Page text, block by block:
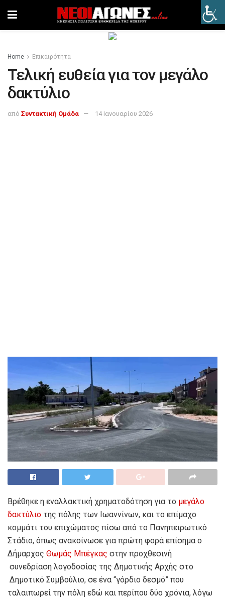
Home Επικαιρότητα
Τελική ευθεία για τον μεγάλο
δακτύλιο
από Συντακτική Ομάδα 14 Ιανουαρίου 2026
Βρέθηκε η εναλλακτική χρηματοδότηση για το μεγάλο
δακτύλιο της πόλης των Ιωαννίνων, και το επίμαχο
κομμάτι του επιχώματος πίσω από το Πανηπειρωτικό
Στάδιο, όπως ανακοίνωσε για πρώτη φορά επίσημα ο
Δήμαρχος Θωμάς Μπέγκας στην προχθεσινή
συνεδρίαση λογοδοσίας της Δημοτικής Αρχής στο
Δημοτικό Συμβούλιο, σε ένα “γόρδιο δεσμό” που
ταλαιπωρεί την πόλη εδώ και περίπου δύο χρόνια, λόγω